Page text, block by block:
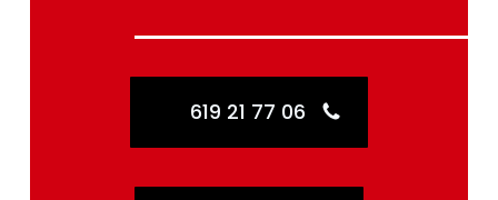
619 21 77 06